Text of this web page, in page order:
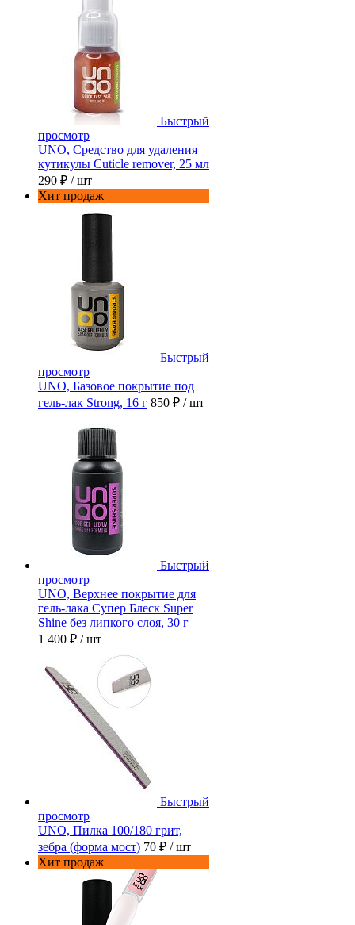
Быстрый
просмотр
UNO, Средство для удаления
кутикулы Cuticle remover, 25 мл
290 ₽ / шт
Хит продаж
Быстрый
просмотр
UNO, Базовое покрытие под
гель-лак Strong, 16 г 850 ₽ / шт
Быстрый
просмотр
UNO, Верхнее покрытие для
гель-лака Супер Блеск Super
Shine без липкого слоя, 30 г
1 400 ₽ / шт
Быстрый
просмотр
UNO, Пилка 100/180 грит,
зебра (форма мост) 70 ₽ / шт
Хит продаж